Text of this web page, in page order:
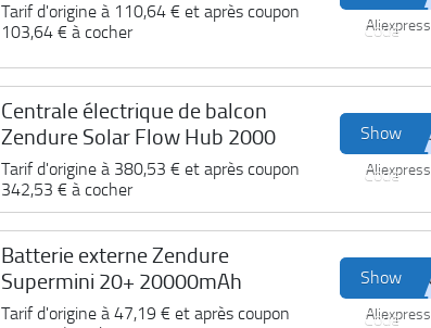
Tarif d'origine à 110,64 € et après coupon
103,64 € à cocher
Code
Aliexpress
Centrale électrique de balcon
Zendure Solar Flow Hub 2000
Tarif d'origine à 380,53 € et après coupon
342,53 € à cocher
Show
Code
Aliexpress
Batterie externe Zendure
Supermini 20+ 20000mAh
Tarif d'origine à 47,19 € et après coupon
Show
Code
Aliexpress